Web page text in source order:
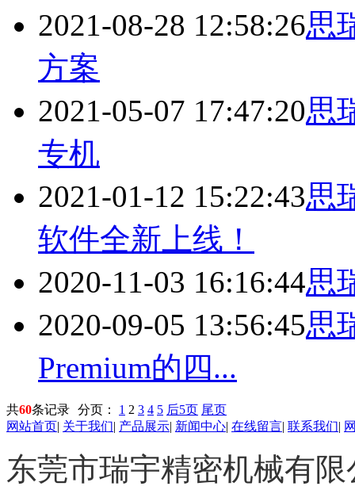
2021-08-28 12:58:26思
方案
2021-05-07 17:47:20思
专机
2021-01-12 15:22:43思
软件全新上线！
2020-11-03 16:16:44思
2020-09-05 13:56:45思
Premium的四...
共60条记录 分页： 1 2 3 4 5 后5页 尾页
网站首页| 关于我们| 产品展示| 新闻中心| 在线留言| 联系我们|
东莞市瑞宇精密机械有